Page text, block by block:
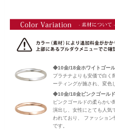
◆10金/18金ホワイトゴー
プラチナよりも安価で白く
ーティングが施され、変色
◆10金/18金ピンクゴールド
ピンクゴールドの柔らかい
演出し、女性にとても人気
われており、 ファッショ
です。